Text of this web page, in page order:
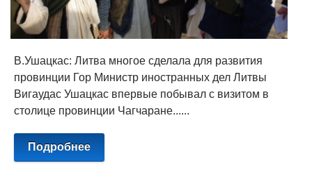
В.Ушацкас: Литва многое сделала для развития
провинции Гор Министр иностранных дел Литвы
Вигаудас Ушацкас впервые побывал с визитом в
столице провинции Чагчаране......
Подробнее